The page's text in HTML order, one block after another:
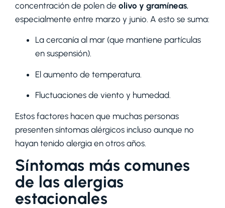
concentración de polen de olivo y gramíneas,
especialmente entre marzo y junio. A esto se suma:
La cercanía al mar (que mantiene partículas
en suspensión).
El aumento de temperatura.
Fluctuaciones de viento y humedad.
Estos factores hacen que muchas personas
presenten síntomas alérgicos incluso aunque no
hayan tenido alergia en otros años.
Síntomas más comunes
de las alergias
estacionales